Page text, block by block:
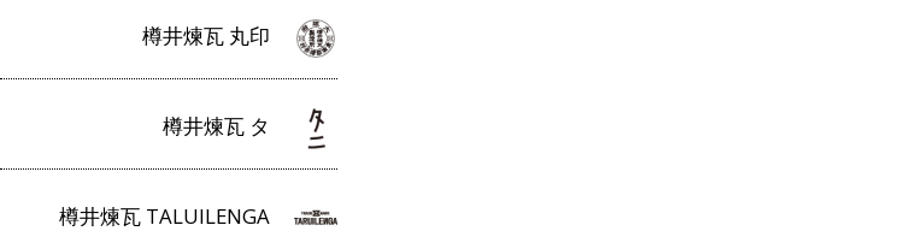
樽井煉瓦 丸印
樽井煉瓦 タ
樽井煉瓦 TALUILENGA